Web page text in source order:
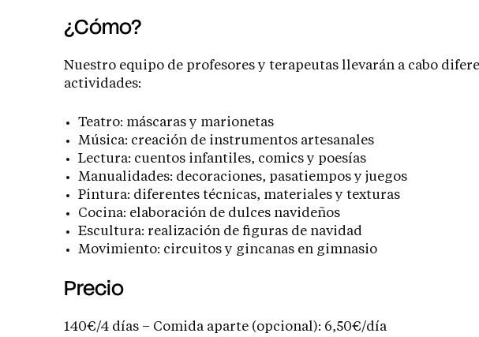
¿Cómo?
Nuestro equipo de profesores y terapeutas llevarán a cabo
actividades:
Teatro: máscaras y marionetas
Música: creación de instrumentos artesanales
Lectura: cuentos infantiles, comics y poesías
Manualidades: decoraciones, pasatiempos y juegos
Pintura: diferentes técnicas, materiales y texturas
Cocina: elaboración de dulces navideños
Escultura: realización de figuras de navidad
Movimiento: circuitos y gincanas en gimnasio
Precio
140€/4 días – Comida aparte (opcional): 6,50€/día